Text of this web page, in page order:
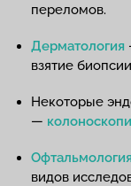
переломов.
Дерматология
взятие
Некоторые
—
видов